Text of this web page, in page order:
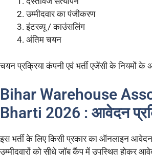
उम्मीदवार का पंजीकरण
इंटरव्यू / काउंसलिंग
अंतिम चयन
चयन प्रक्रिया कंपनी एवं भर्ती एजेंसी के नियमों के
Bihar Warehouse
Bharti 2026 : आवेदन
इस भर्ती के लिए किसी प्रकार का ऑनलाइन आवेदन
उम्मीदवारों को सीधे जॉब कैंप में उपस्थित होकर